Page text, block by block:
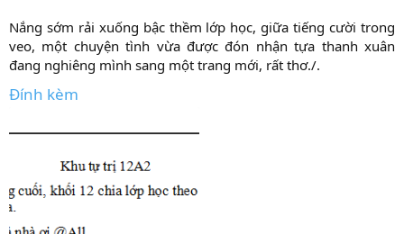
Nắng sớm rải xuống bậc thềm lớp học, giữa tiếng cười trong
veo, một chuyện tình vừa được đón nhận tựa thanh xuân
đang nghiêng mình sang một trang mới, rất thơ./.​
Đính kèm